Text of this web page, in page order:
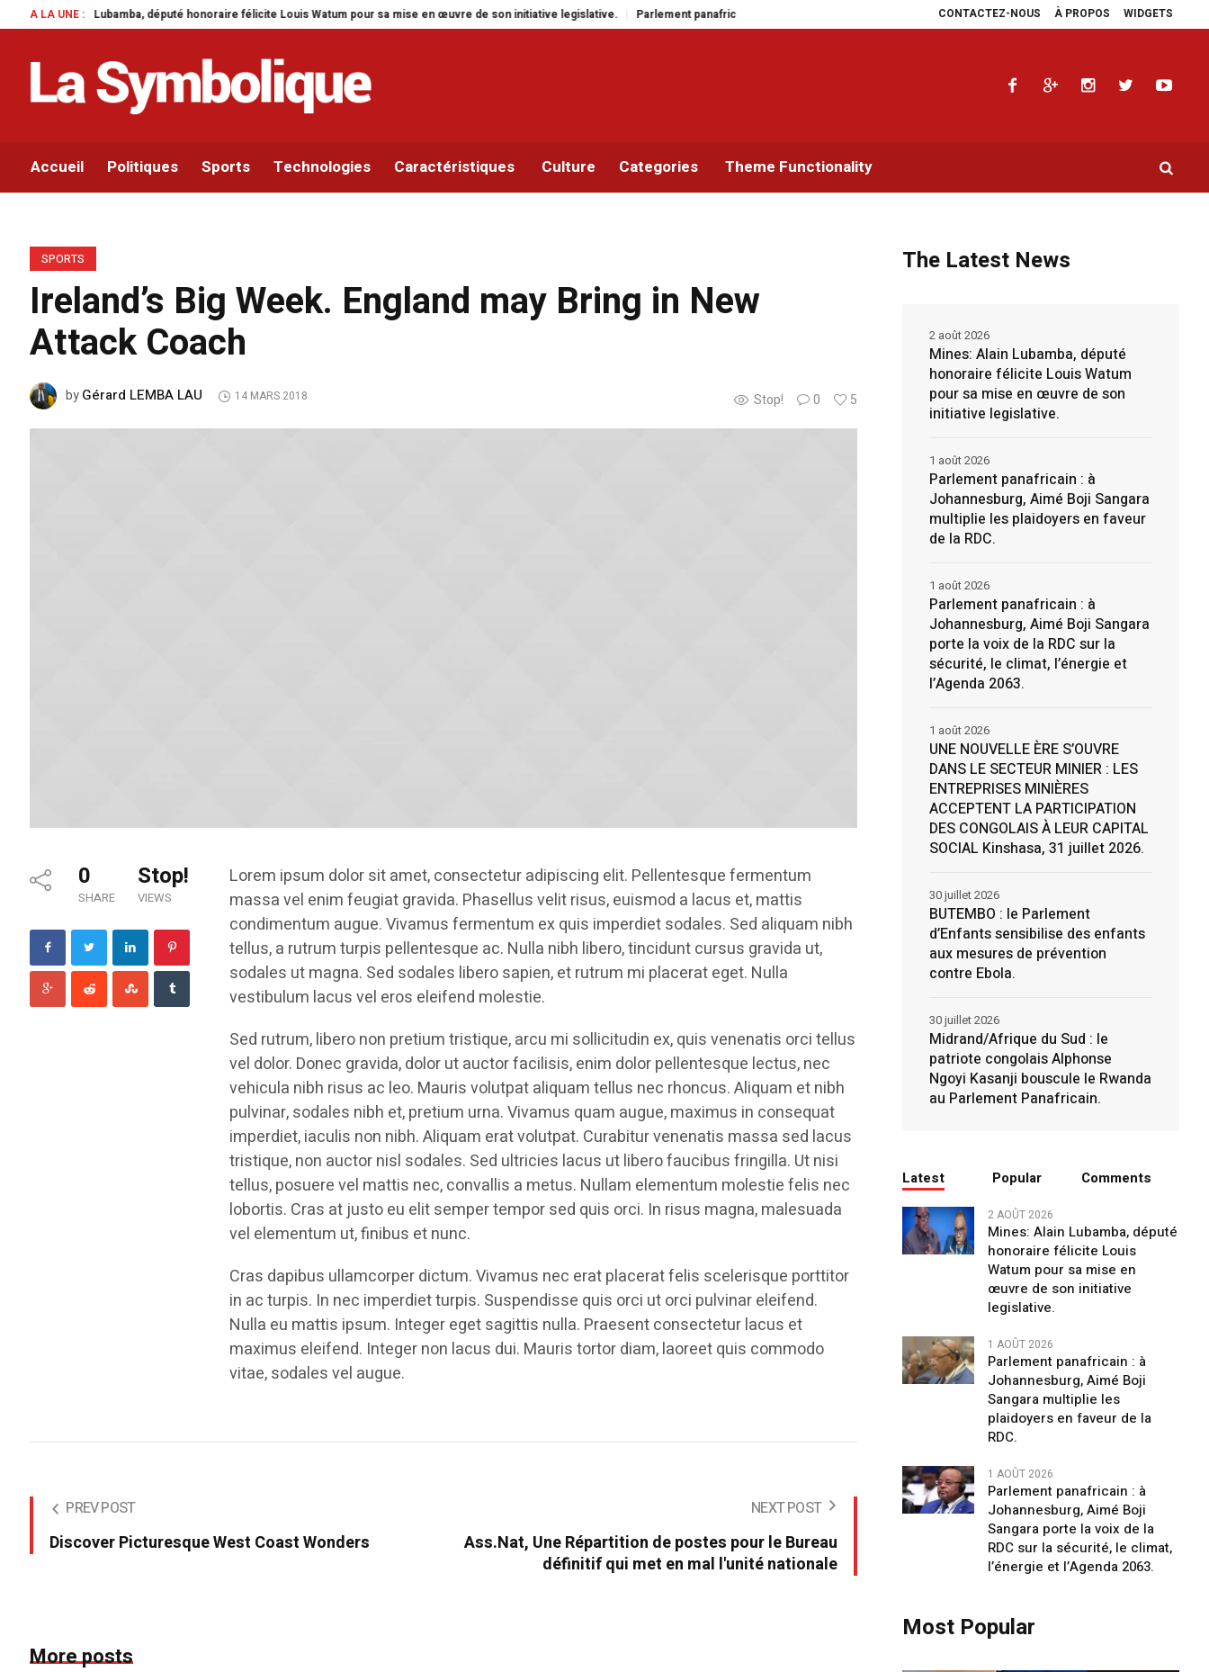
CONTACTEZ-NOUS À PROPOS WIDGETS
A LA UNE :
député honoraire félicite Louis Watum pour sa mise en œuvre de son initiative legislative. Parlement panafricain : à Johannesburg, Aimé Boji Sangara multiplie les plaidoyers en faveur de la RDC. Parlement panafricain
Accueil Politiques Sports Technologies Caractéristiques Culture Categories Theme Functionality
SPORTS
Ireland’s Big Week. England may Bring in New
Attack Coach
Stop! 0 5
byGérard LEMBA LAU 14 MARS 2018
0
SHARE
Stop!
VIEWS
Lorem ipsum dolor sit amet, consectetur adipiscing elit. Pellentesque fermentum
massa vel enim feugiat gravida. Phasellus velit risus, euismod a lacus et, mattis
condimentum augue. Vivamus fermentum ex quis imperdiet sodales. Sed aliquam nibh
tellus, a rutrum turpis pellentesque ac. Nulla nibh libero, tincidunt cursus gravida ut,
sodales ut magna. Sed sodales libero sapien, et rutrum mi placerat eget. Nulla
vestibulum lacus vel eros eleifend molestie.
Sed rutrum, libero non pretium tristique, arcu mi sollicitudin ex, quis venenatis orci tellus
vel dolor. Donec gravida, dolor ut auctor facilisis, enim dolor pellentesque lectus, nec
vehicula nibh risus ac leo. Mauris volutpat aliquam tellus nec rhoncus. Aliquam et nibh
pulvinar, sodales nibh et, pretium urna. Vivamus quam augue, maximus in consequat
imperdiet, iaculis non nibh. Aliquam erat volutpat. Curabitur venenatis massa sed lacus
tristique, non auctor nisl sodales. Sed ultricies lacus ut libero faucibus fringilla. Ut nisi
tellus, posuere vel mattis nec, convallis a metus. Nullam elementum molestie felis nec
lobortis. Cras at justo eu elit semper tempor sed quis orci. In risus magna, malesuada
vel elementum ut, finibus et nunc.
Cras dapibus ullamcorper dictum. Vivamus nec erat placerat felis scelerisque porttitor
in ac turpis. In nec imperdiet turpis. Suspendisse quis orci ut orci pulvinar eleifend.
Nulla eu mattis ipsum. Integer eget sagittis nulla. Praesent consectetur lacus et
maximus eleifend. Integer non lacus dui. Mauris tortor diam, laoreet quis commodo
vitae, sodales vel augue.
PREV POST
Discover Picturesque West Coast Wonders
NEXT POST
Ass.Nat, Une Répartition de postes pour le Bureau
définitif qui met en mal l'unité nationale
More posts
The Latest News
Mines: Alain Lubamba, député
honoraire félicite Louis Watum
pour sa mise en œuvre de son
initiative legislative.
2 août 2026
Parlement panafricain : à
Johannesburg, Aimé Boji Sangara
multiplie les plaidoyers en faveur
de la RDC.
1 août 2026
Parlement panafricain : à
Johannesburg, Aimé Boji Sangara
porte la voix de la RDC sur la
sécurité, le climat, l’énergie et
l’Agenda 2063.
1 août 2026
UNE NOUVELLE ÈRE S’OUVRE
DANS LE SECTEUR MINIER : LES
ENTREPRISES MINIÈRES
ACCEPTENT LA PARTICIPATION
DES CONGOLAIS À LEUR CAPITAL
SOCIAL Kinshasa, 31 juillet 2026.
1 août 2026
BUTEMBO : le Parlement
d’Enfants sensibilise des enfants
aux mesures de prévention
contre Ebola.
30 juillet 2026
Midrand/Afrique du Sud : le
patriote congolais Alphonse
Ngoyi Kasanji bouscule le Rwanda
au Parlement Panafricain.
30 juillet 2026
Latest Popular Comments
2 AOÛT 2026
Mines: Alain Lubamba, député
honoraire félicite Louis
Watum pour sa mise en
œuvre de son initiative
legislative.
1 AOÛT 2026
Parlement panafricain : à
Johannesburg, Aimé Boji
Sangara multiplie les
plaidoyers en faveur de la
RDC.
1 AOÛT 2026
Parlement panafricain : à
Johannesburg, Aimé Boji
Sangara porte la voix de la
RDC sur la sécurité, le climat,
l’énergie et l’Agenda 2063.
Most Popular